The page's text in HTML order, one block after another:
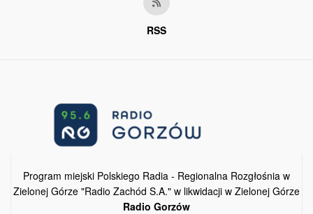
RSS
Program miejski Polskiego Radia - Regionalna Rozgłośnia w
Zielonej Górze "Radio Zachód S.A." w likwidacji w Zielonej Górze
Radio Gorzów